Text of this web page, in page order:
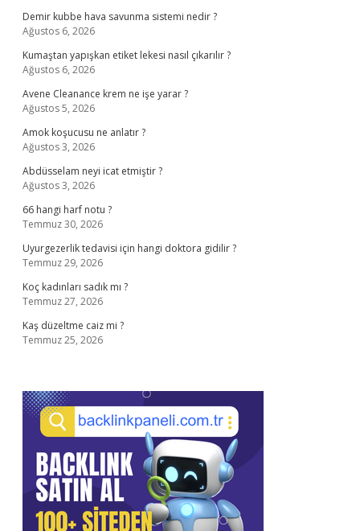
Demir kubbe hava savunma sistemi nedir ?
Ağustos 6, 2026
Kumaştan yapışkan etiket lekesi nasıl çıkarılır ?
Ağustos 6, 2026
Avene Cleanance krem ne işe yarar ?
Ağustos 5, 2026
Amok koşucusu ne anlatır ?
Ağustos 3, 2026
Abdüsselam neyi icat etmiştir ?
Ağustos 3, 2026
66 hangi harf notu ?
Temmuz 30, 2026
Uyurgezerlik tedavisi için hangi doktora gidilir ?
Temmuz 29, 2026
Koç kadınları sadık mı ?
Temmuz 27, 2026
Kaş düzeltme caiz mi ?
Temmuz 25, 2026